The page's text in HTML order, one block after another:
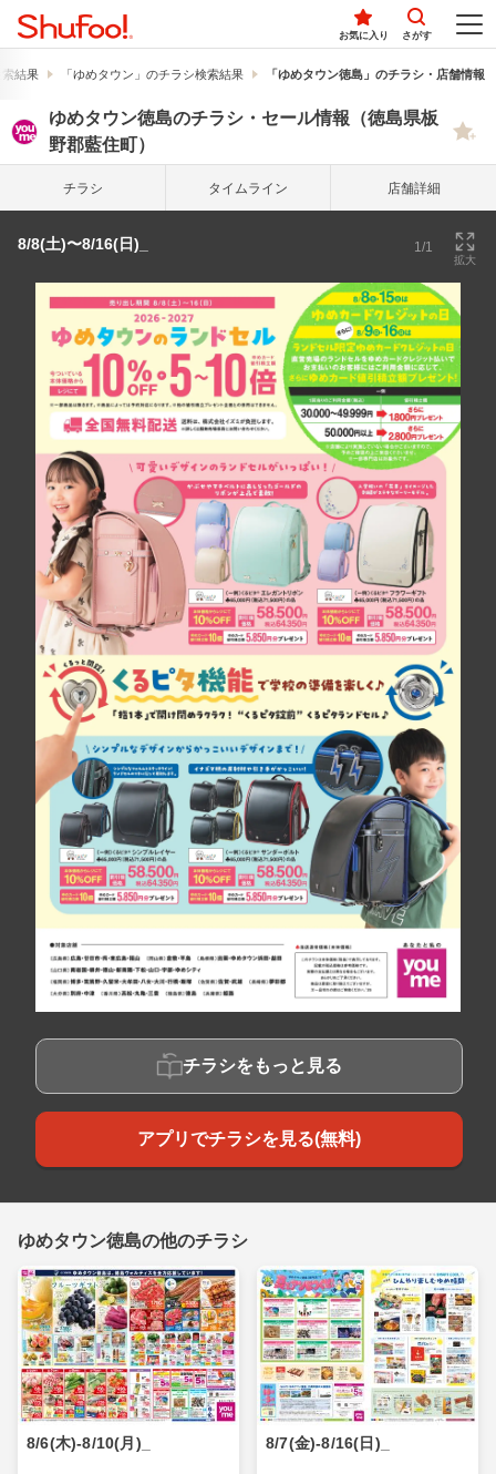
お気に入り さがす
結果 「ゆめタウン」のチラシ検索結果 「ゆめタウン徳島」のチラシ・店舗情報
ゆめタウン徳島のチラシ・セール情報（徳島県板
野郡藍住町）
チラシ タイム ライン 店舗詳細
8/8(土)〜8/16(日)_ 1/1
拡大
チラシをもっと見る
アプリでチラシを見る(無料)
ゆめタウン徳島の他のチラシ
8/6(木)-8/10(月)_ 8/7(金)-8/16(日)_